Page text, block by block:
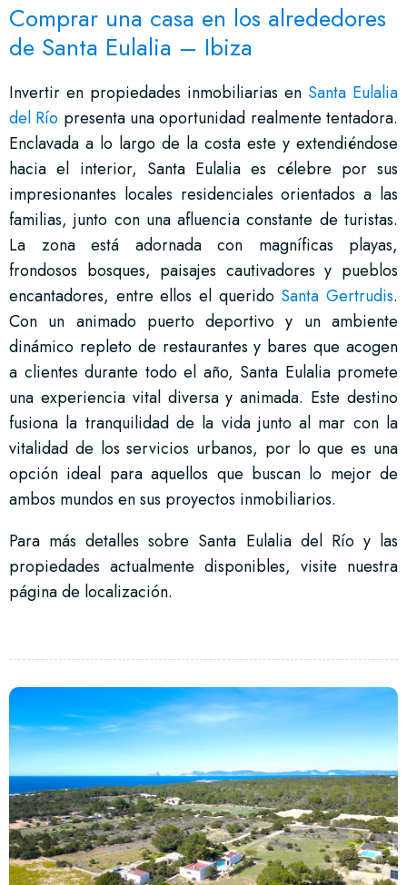
Comprar una casa en los alrededores
de Santa Eulalia – Ibiza
Invertir en propiedades inmobiliarias en Santa Eulalia
del Río presenta una oportunidad realmente tentadora.
Enclavada a lo largo de la costa este y extendiéndose
hacia el interior, Santa Eulalia es célebre por sus
impresionantes locales residenciales orientados a las
familias, junto con una afluencia constante de turistas.
La zona está adornada con magníficas playas,
frondosos bosques, paisajes cautivadores y pueblos
encantadores, entre ellos el querido Santa Gertrudis.
Con un animado puerto deportivo y un ambiente
dinámico repleto de restaurantes y bares que acogen
a clientes durante todo el año, Santa Eulalia promete
una experiencia vital diversa y animada. Este destino
fusiona la tranquilidad de la vida junto al mar con la
vitalidad de los servicios urbanos, por lo que es una
opción ideal para aquellos que buscan lo mejor de
ambos mundos en sus proyectos inmobiliarios.
Para más detalles sobre Santa Eulalia del Río y las
propiedades actualmente disponibles, visite nuestra
página de localización.